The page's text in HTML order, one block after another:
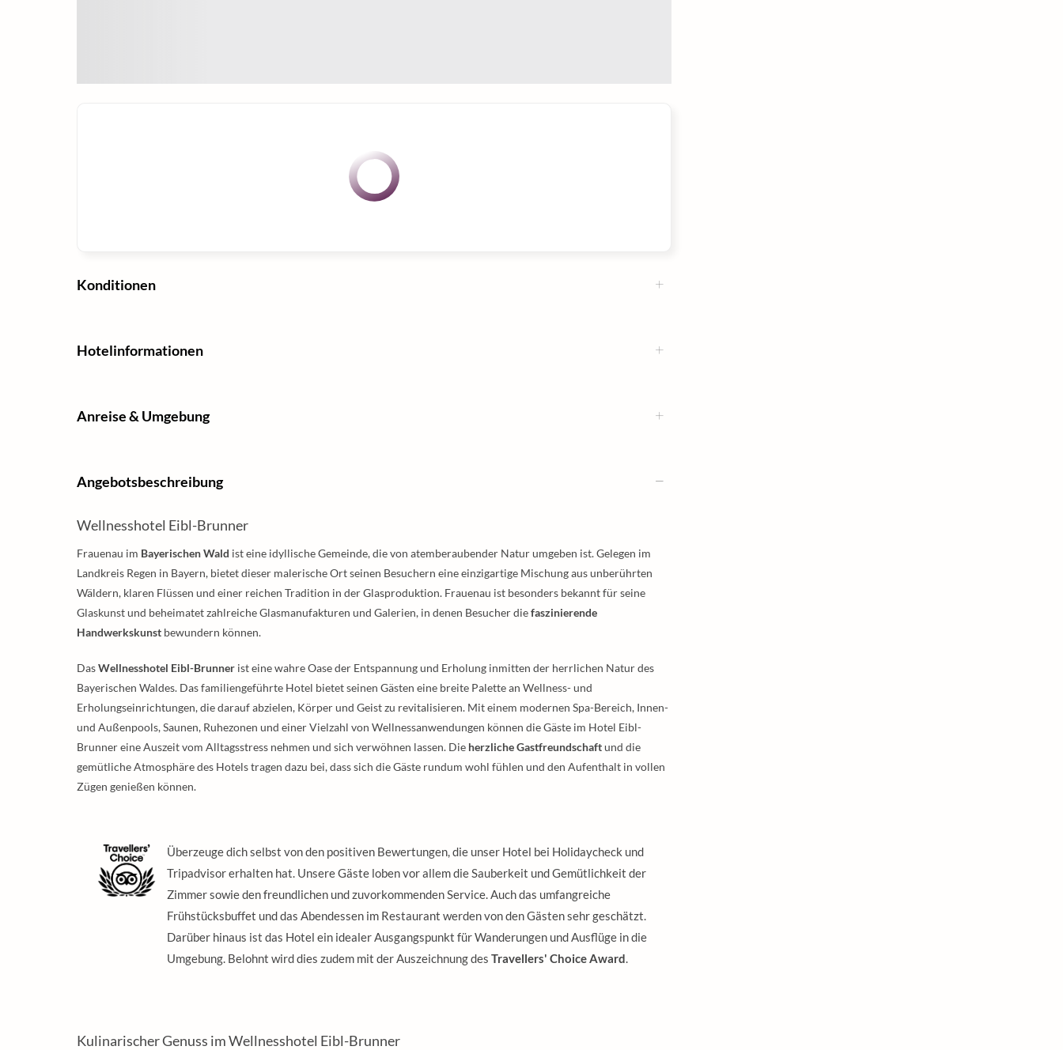
Konditionen
Hotelinformationen
Anreise & Umgebung
Angebotsbeschreibung
Wellnesshotel Eibl-Brunner
Frauenau im Bayerischen Wald ist eine idyllische Gemeinde, die von atemberaubender Natur umgeben ist. Gelegen im
Landkreis Regen in Bayern, bietet dieser malerische Ort seinen Besuchern eine einzigartige Mischung aus unberührten
Wäldern, klaren Flüssen und einer reichen Tradition in der Glasproduktion. Frauenau ist besonders bekannt für seine
Glaskunst und beheimatet zahlreiche Glasmanufakturen und Galerien, in denen Besucher diefaszinierende
Handwerkskunst bewundern können.
DasWellnesshotel Eibl-Brunner ist eine wahre Oase der Entspannung und Erholung inmitten der herrlichen Natur des
Bayerischen Waldes. Das familiengeführte Hotel bietet seinen Gästen eine breite Palette an Wellness- und
Erholungseinrichtungen, die darauf abzielen, Körper und Geist zu revitalisieren. Mit einem modernen Spa-Bereich, Innen-
und Außenpools, Saunen, Ruhezonen und einer Vielzahl von Wellnessanwendungen können die Gäste im Hotel Eibl-
Brunner eine Auszeit vom Alltagsstress nehmen und sich verwöhnen lassen. Die herzliche Gastfreundschaftund die
gemütliche Atmosphäre des Hotels tragen dazu bei, dass sich die Gäste rundum wohl fühlen und den Aufenthalt in vollen
Zügen genießen können.
Überzeuge dich selbst von den positiven Bewertungen, die unser Hotel bei Holidaycheck und
Tripadvisor erhalten hat. Unsere Gäste loben vor allem die Sauberkeit und Gemütlichkeit der
Zimmer sowie den freundlichen und zuvorkommenden Service. Auch das umfangreiche
Frühstücksbuffet und das Abendessen im Restaurant werden von den Gästen sehr geschätzt.
Darüber hinaus ist das Hotel ein idealer Ausgangspunkt für Wanderungen und Ausflüge in die
Umgebung. Belohnt wird dies zudem mit der Auszeichnung des Travellers' Choice Award.
Kulinarischer Genuss im Wellnesshotel Eibl-Brunner